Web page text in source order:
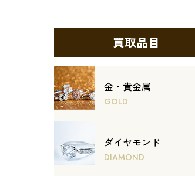
買取品目
金・貴金属
GOLD
ダイヤモンド
DIAMOND